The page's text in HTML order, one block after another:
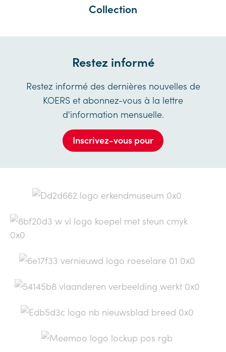
Collection
Restez informé
Restez informé des dernières nouvelles de
KOERS et abonnez-vous à la lettre
d'information mensuelle.
Inscrivez-vous pour